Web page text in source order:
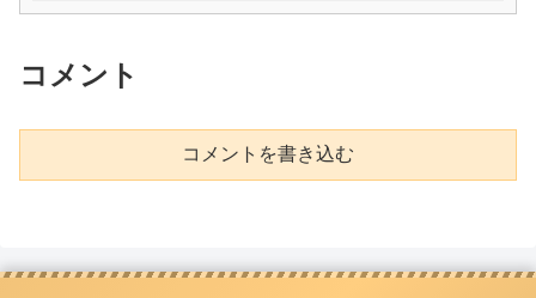
コメント
コメントを書き込む